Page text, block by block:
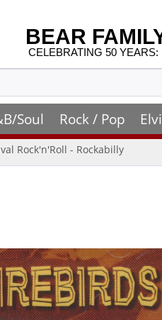
BEAR
CELEBRATING 50 YEARS:
Soul Rock / Pop
Rock'n'Roll - Rockabilly